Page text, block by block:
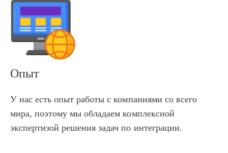
Опыт
У нас есть опыт работы с компаниями со всего
мира, поэтому мы обладаем комплексной
экспертизой решения задач по интеграции.